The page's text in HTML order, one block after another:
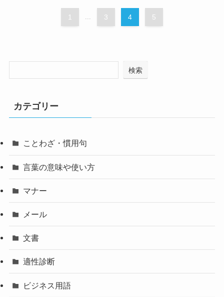
1 3 4 5
検索
カテゴリー
ことわざ・慣用句
言葉の意味や使い方
マナー
メール
文書
適性診断
ビジネス用語